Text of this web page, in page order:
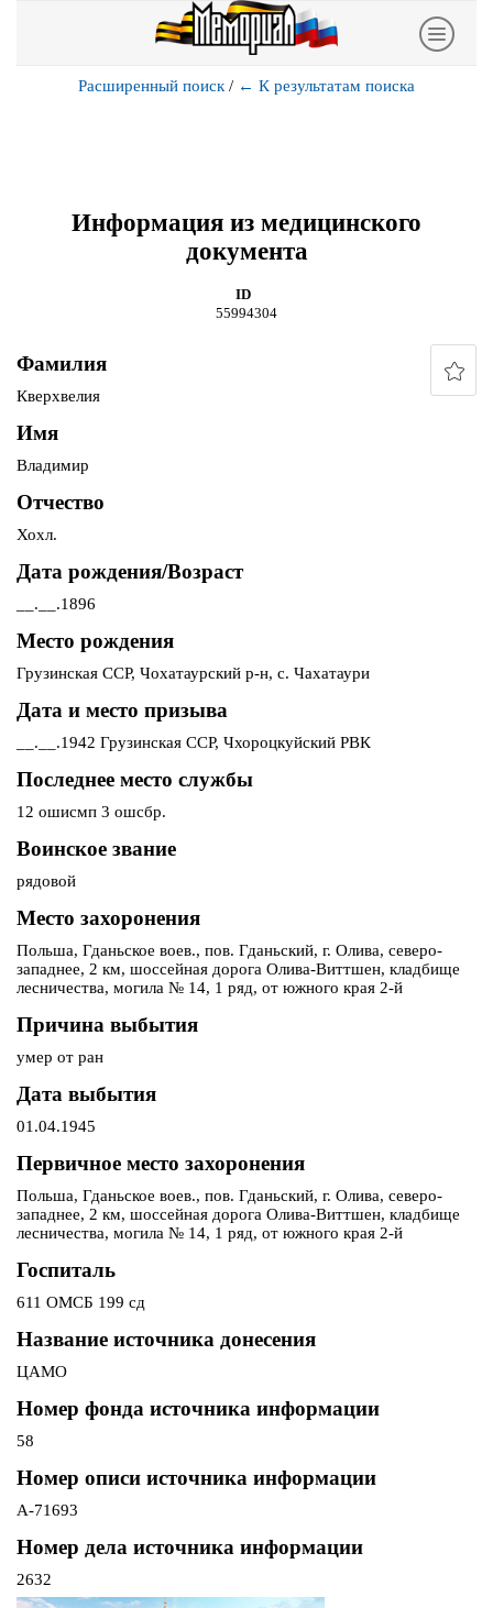
Расширенный поиск / ← К результатам поиска
Информация из медицинского
документа
ID
55994304
Фамилия
Кверхвелия
Имя
Владимир
Отчество
Хохл.
Дата рождения/Возраст
__.__.1896
Место рождения
Грузинская ССР, Чохатаурский р-н, с. Чахатаури
Дата и место призыва
__.__.1942 Грузинская ССР, Чхороцкуйский РВК
Последнее место службы
12 ошисмп 3 ошсбр.
Воинское звание
рядовой
Место захоронения
Польша, Гданьское воев., пов. Гданьский, г. Олива, северо-
западнее, 2 км, шоссейная дорога Олива-Виттшен, кладбище
лесничества, могила № 14, 1 ряд, от южного края 2-й
Причина выбытия
умер от ран
Дата выбытия
01.04.1945
Первичное место захоронения
Польша, Гданьское воев., пов. Гданьский, г. Олива, северо-
западнее, 2 км, шоссейная дорога Олива-Виттшен, кладбище
лесничества, могила № 14, 1 ряд, от южного края 2-й
Госпиталь
611 ОМСБ 199 сд
Название источника донесения
ЦАМО
Номер фонда источника информации
58
Номер описи источника информации
А-71693
Номер дела источника информации
2632